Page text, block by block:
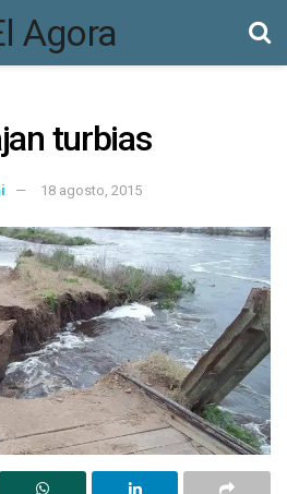
turbias
18 agosto, 2015